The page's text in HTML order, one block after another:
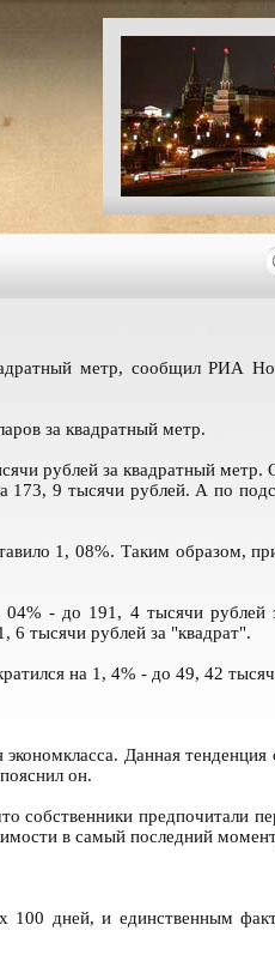
метр, сообщил РИА
за квадратный метр.
рублей за квадратный
173, 9 тысячи рублей. А по
1, 08%. Таким образом,
- до 191, 4 тысячи рублей
6 тысячи рублей за "квадрат".
на 1, 4% - до 49, 42
Данная тенденция
он.
собственники предпочитали
в самый последний
100 дней, и единственным